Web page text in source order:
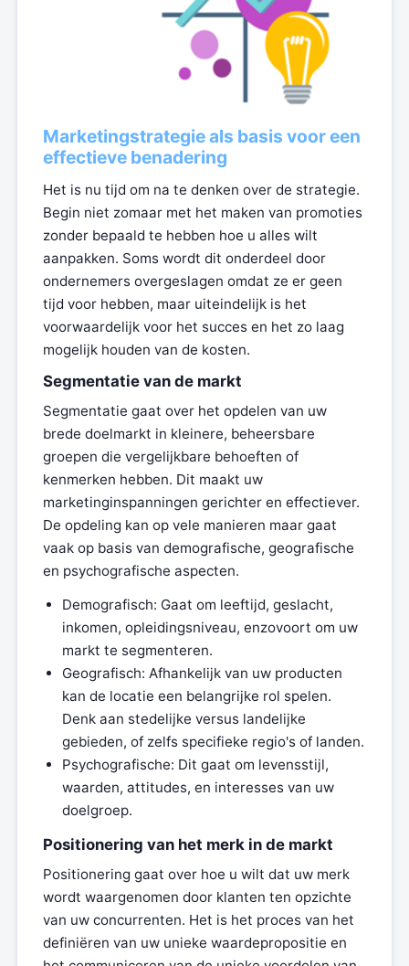
Marketingstrategie als basis voor een
effectieve benadering
Het is nu tijd om na te denken over de strategie.
Begin niet zomaar met het maken van promoties
zonder bepaald te hebben hoe u alles wilt
aanpakken. Soms wordt dit onderdeel door
ondernemers overgeslagen omdat ze er geen
tijd voor hebben, maar uiteindelijk is het
voorwaardelijk voor het succes en het zo laag
mogelijk houden van de kosten.
Segmentatie van de markt
Segmentatie gaat over het opdelen van uw
brede doelmarkt in kleinere, beheersbare
groepen die vergelijkbare behoeften of
kenmerken hebben. Dit maakt uw
marketinginspanningen gerichter en effectiever.
De opdeling kan op vele manieren maar gaat
vaak op basis van demografische, geografische
en psychografische aspecten.
Demografisch: Gaat om leeftijd, geslacht,
inkomen, opleidingsniveau, enzovoort om uw
markt te segmenteren.
Geografisch: Afhankelijk van uw producten
kan de locatie een belangrijke rol spelen.
Denk aan stedelijke versus landelijke
gebieden, of zelfs specifieke regio's of landen.
Psychografische: Dit gaat om levensstijl,
waarden, attitudes, en interesses van uw
doelgroep.
Positionering van het merk in de markt
Positionering gaat over hoe u wilt dat uw merk
wordt waargenomen door klanten ten opzichte
van uw concurrenten. Het is het proces van het
definiëren van uw unieke waardepropositie en